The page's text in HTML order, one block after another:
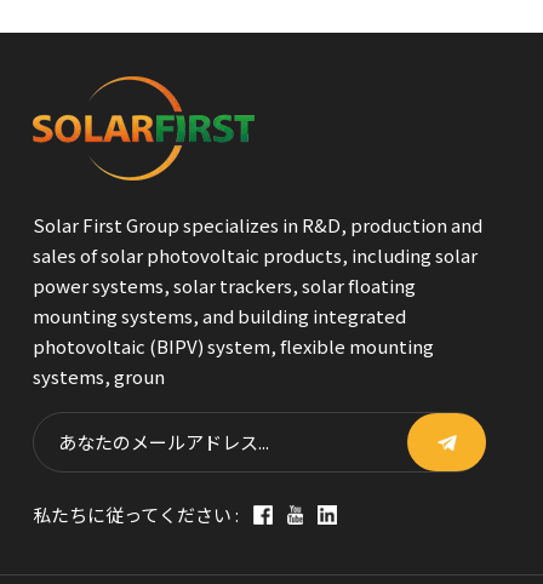
Solar First Group specializes in R&D, production and
sales of solar photovoltaic products, including solar
power systems, solar trackers, solar floating
mounting systems, and building integrated
photovoltaic (BIPV) system, flexible mounting
systems, groun
私たちに従ってください :